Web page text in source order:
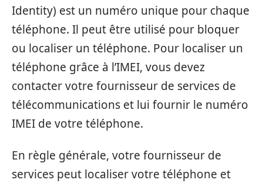
Identity) est un numéro unique pour chaque
téléphone. Il peut être utilisé pour bloquer
ou localiser un téléphone. Pour localiser un
téléphone grâce à l’IMEI, vous devez
contacter votre fournisseur de services de
télécommunications et lui fournir le numéro
IMEI de votre téléphone.
En règle générale, votre fournisseur de
services peut localiser votre téléphone et